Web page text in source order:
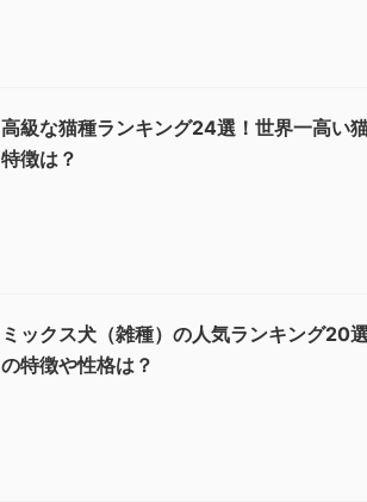
高級な猫種ランキング24選！世界一高い
特徴は？
ミックス犬（雑種）の人気ランキング20
の特徴や性格は？